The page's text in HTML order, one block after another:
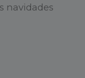
navidades